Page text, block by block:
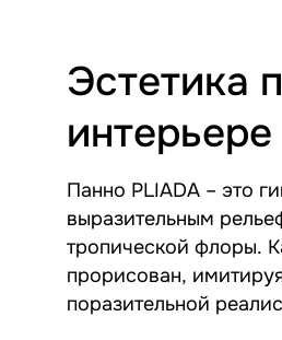
Эстетика
интерьере
Панно PLIADA – это
выразительным
тропической флоры.
прорисован,
поразительной